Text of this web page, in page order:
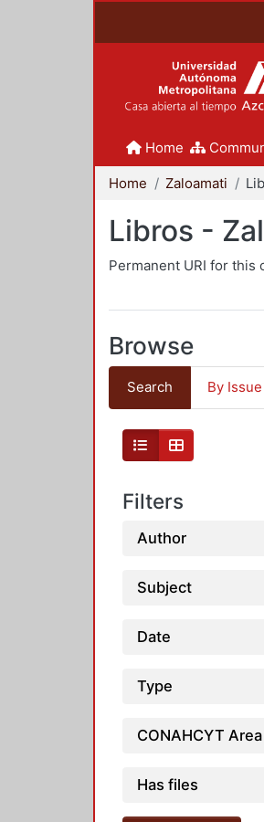
Home
Home Zaloamati
Libros -
Permanent URI for this
Browse
Search By
Filters
Author
Subject
Date
Type
CONAHCYT Area
Has files